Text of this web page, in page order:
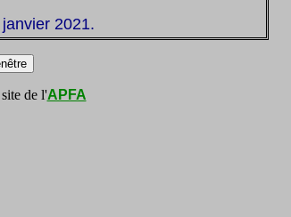
2021.
de l'APFA